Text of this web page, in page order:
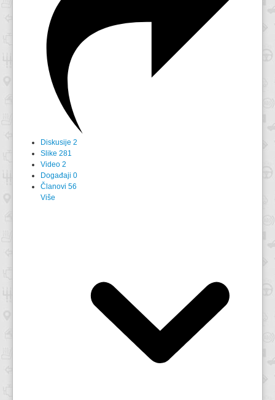
Diskusije 2
Slike 281
Video 2
Događaji 0
Članovi 56
Više